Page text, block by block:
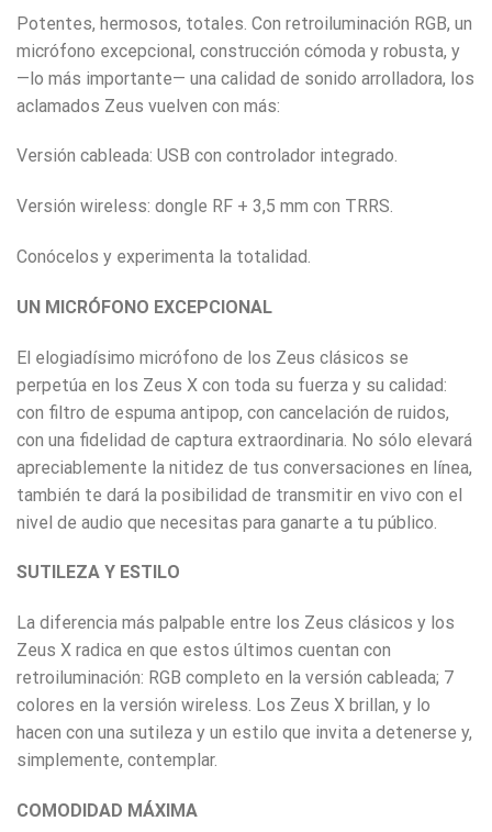
Potentes, hermosos, totales. Con retroiluminación RGB, un
micrófono excepcional, construcción cómoda y robusta, y
—lo más importante— una calidad de sonido arrolladora, los
aclamados Zeus vuelven con más:
Versión cableada: USB con controlador integrado.
Versión wireless: dongle RF + 3,5 mm con TRRS.
Conócelos y experimenta la totalidad.
UN MICRÓFONO EXCEPCIONAL
El elogiadísimo micrófono de los Zeus clásicos se
perpetúa en los Zeus X con toda su fuerza y su calidad:
con filtro de espuma antipop, con cancelación de ruidos,
con una fidelidad de captura extraordinaria. No sólo elevará
apreciablemente la nitidez de tus conversaciones en línea,
también te dará la posibilidad de transmitir en vivo con el
nivel de audio que necesitas para ganarte a tu público.
SUTILEZA Y ESTILO
La diferencia más palpable entre los Zeus clásicos y los
Zeus X radica en que estos últimos cuentan con
retroiluminación: RGB completo en la versión cableada; 7
colores en la versión wireless. Los Zeus X brillan, y lo
hacen con una sutileza y un estilo que invita a detenerse y,
simplemente, contemplar.
COMODIDAD MÁXIMA